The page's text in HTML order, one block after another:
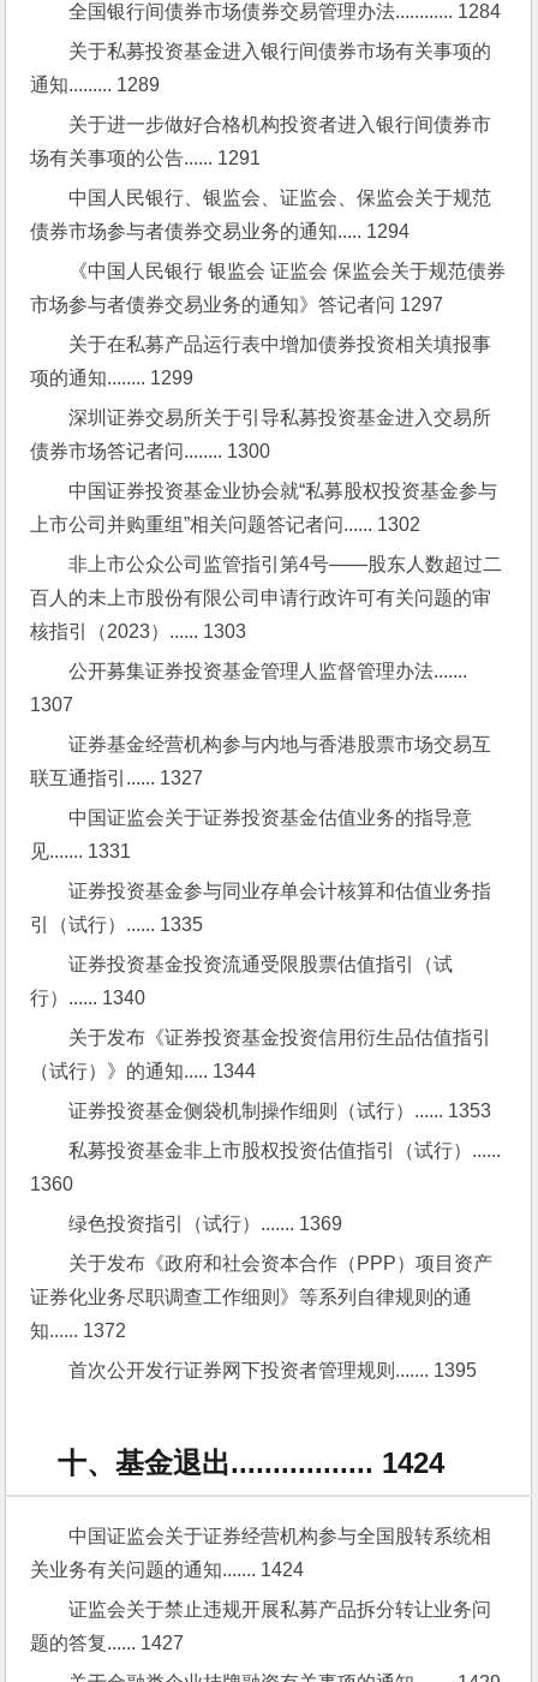
全国银行间债券市场债券交易管理办法............ 1284
关于私募投资基金进入银行间债券市场有关事项的
通知......... 1289
关于进一步做好合格机构投资者进入银行间债券市
场有关事项的公告...... 1291
中国人民银行、银监会、证监会、保监会关于规范
债券市场参与者债券交易业务的通知..... 1294
《中国人民银行 银监会 证监会 保监会关于规范债券
市场参与者债券交易业务的通知》答记者问 1297
关于在私募产品运行表中增加债券投资相关填报事
项的通知........ 1299
深圳证券交易所关于引导私募投资基金进入交易所
债券市场答记者问........ 1300
中国证券投资基金业协会就“私募股权投资基金参与
上市公司并购重组”相关问题答记者问...... 1302
非上市公众公司监管指引第4号——股东人数超过二
百人的未上市股份有限公司申请行政许可有关问题的审
核指引（2023）...... 1303
公开募集证券投资基金管理人监督管理办法.......
1307
证券基金经营机构参与内地与香港股票市场交易互
联互通指引...... 1327
中国证监会关于证券投资基金估值业务的指导意
见....... 1331
证券投资基金参与同业存单会计核算和估值业务指
引（试行）...... 1335
证券投资基金投资流通受限股票估值指引（试
行）...... 1340
关于发布《证券投资基金投资信用衍生品估值指引
（试行）》的通知..... 1344
证券投资基金侧袋机制操作细则（试行）...... 1353
私募投资基金非上市股权投资估值指引（试行）......
1360
绿色投资指引（试行）....... 1369
关于发布《政府和社会资本合作（PPP）项目资产
证券化业务尽职调查工作细则》等系列自律规则的通
知...... 1372
首次公开发行证券网下投资者管理规则....... 1395
十、基金退出................. 1424
中国证监会关于证券经营机构参与全国股转系统相
关业务有关问题的通知....... 1424
证监会关于禁止违规开展私募产品拆分转让业务问
题的答复...... 1427